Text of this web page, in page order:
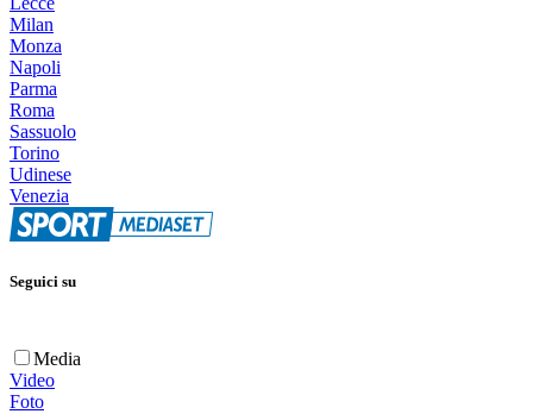
Milan
Monza
Napoli
Parma
Roma
Sassuolo
Torino
Udinese
Venezia
Seguici su
Media
Video
Foto